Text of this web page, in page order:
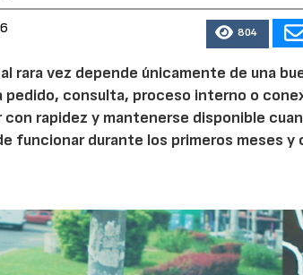
804
rara vez depende únicamente de una
consulta, proceso interno o
rapidez y mantenerse disponible
funcionar durante los primeros meses